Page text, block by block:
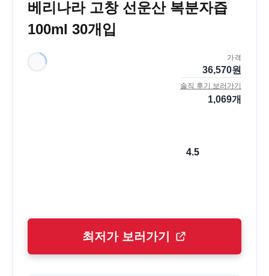
베리나라 고창 선운산 복분자즙
100ml 30개입
가격
36,570원
솔직 후기 보러가기
1,069개
4.5
최저가 보러가기